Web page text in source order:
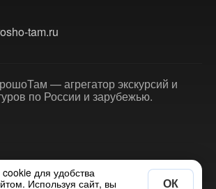
tam.ru
— агрегатор экскурсий и
по России и зарубежью.
для удобства
Используя сайт, вы
ОК